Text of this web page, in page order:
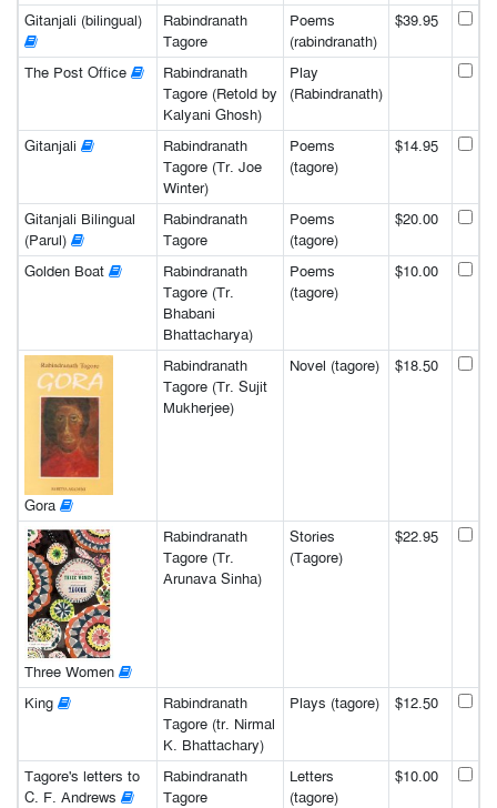
Gitanjali (bilingual)
Rabindranath
Tagore
Poems
(rabindranath)
$39.95
The Post Office
Rabindranath
Tagore (Retold by
Kalyani Ghosh)
Play
(Rabindranath)
Gitanjali
Rabindranath
Tagore (Tr. Joe
Winter)
Poems
(tagore)
$14.95
Gitanjali Bilingual
(Parul)
Rabindranath
Tagore
Poems
(tagore)
$20.00
Golden Boat
Rabindranath
Tagore (Tr.
Bhabani
Bhattacharya)
Poems
(tagore)
$10.00
Gora
Rabindranath
Tagore (Tr. Sujit
Mukherjee)
Novel (tagore) $18.50
Three Women
Rabindranath
Tagore (Tr.
Arunava Sinha)
Stories
(Tagore)
$22.95
King
Rabindranath
Tagore (tr. Nirmal
K. Bhattachary)
Plays (tagore) $12.50
Tagore's letters to
C. F. Andrews
Rabindranath
Tagore
Letters
(tagore)
$10.00